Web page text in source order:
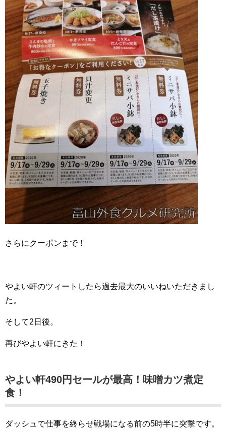
さらにクーポンまで！
やよい軒のツィートしたら過去最大のいいねいただきまし
た。
そして2日後。
再びやよい軒にきた！
やよい軒490円セールが最高！味噌カツ煮定
食！
ダッシュで仕事を終らせ戦場になる前の5時半に突撃です。